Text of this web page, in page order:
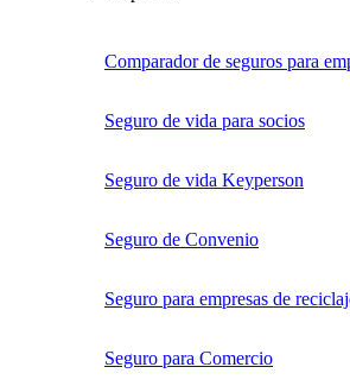
Comparador de seguros para
Seguro de vida para socios
Seguro de vida Keyperson
Seguro de Convenio
Seguro para empresas de
Seguro para Comercio